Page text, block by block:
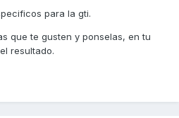
para la gti.
que te gusten y ponselas, en tu
resultado.